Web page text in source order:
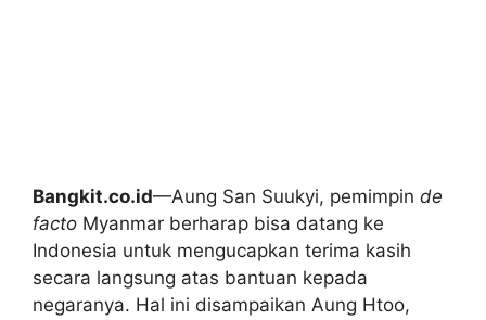
Bangkit.co.id—Aung San Suukyi, pemimpin de
facto Myanmar berharap bisa datang ke
Indonesia untuk mengucapkan terima kasih
secara langsung atas bantuan kepada
negaranya. Hal ini disampaikan Aung Htoo,